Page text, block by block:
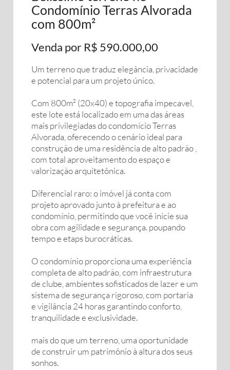
Condomínio Terras Alvorada
com 800m²
Venda por R$ 590.000,00
Um terreno que traduz elegância, privacidade
e potencial para um projeto único.
Com 800m² (20x40) e topografia impecavel,
este lote está localizado em uma das áreas
mais privilegiadas do condomício Terras
Alvorada, oferecendo o cenário ideal para
construção de uma residência de alto padrão ,
com total aproveitamento do espaço e
valorização arquitetônica.
Diferencial raro: o imóvel já conta com
projeto aprovado junto à prefeitura e ao
condomínio, permitindo que você inicie sua
obra com agilidade e segurança. poupando
tempo e etaps burocráticas.
O condomínio proporciona uma experiência
completa de alto padrão, com infraestrutura
de clube, ambientes sofisticados de lazer e um
sistema de segurança rigoroso, com portaria
e vigilância 24 horas garantindo conforto,
tranquilidade e exclusividade.
mais do que um terreno, uma oportunidade
de construir um patrimônio à altura dos seus
sonhos.